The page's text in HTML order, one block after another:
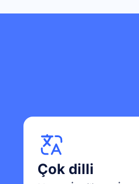
Çok dilli